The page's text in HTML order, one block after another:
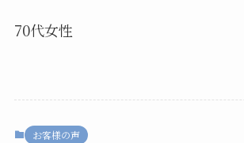
70代女性
お客様の声